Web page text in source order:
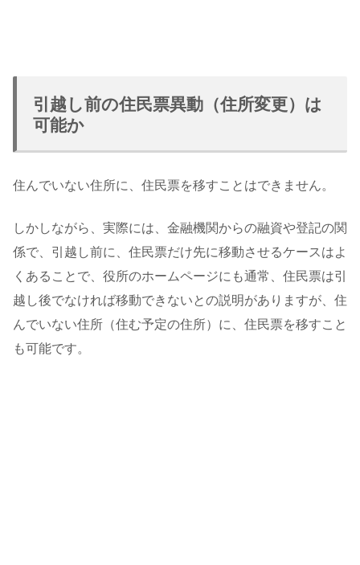
引越し前の住民票異動（住所変更）は
可能か
住んでいない住所に、住民票を移すことはできません。
しかしながら、実際には、金融機関からの融資や登記の関
係で、引越し前に、住民票だけ先に移動させるケースはよ
くあることで、役所のホームページにも通常、住民票は引
越し後でなければ移動できないとの説明がありますが、住
んでいない住所（住む予定の住所）に、住民票を移すこと
も可能です。